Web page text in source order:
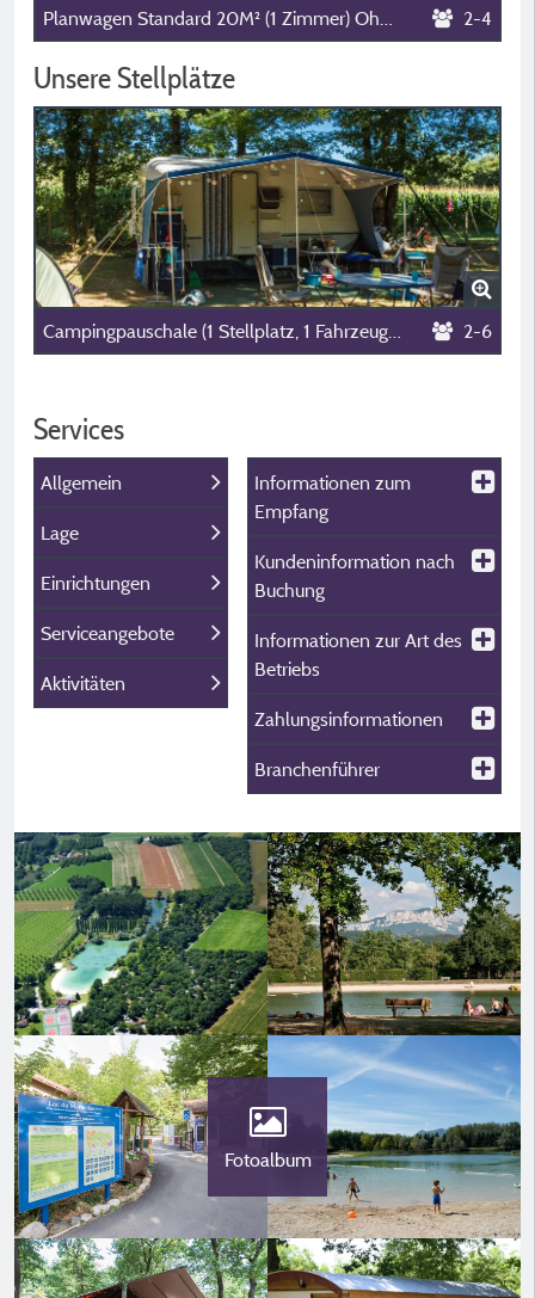
Planwagen Standard 20M² (1 Zimmer) Ohne Sanitäre Anlagen 2-4
Unsere Stellplätze
Campingpauschale (1 Stellplatz, 1 Fahrzeug, 2 Personen) 2-6
Services
Allgemein
Lage
Einrichtungen
Serviceangebote
Aktivitäten
Informationen zum
Empfang
Kundeninformation nach
Buchung
Informationen zur Art des
Betriebs
Zahlungsinformationen
Branchenführer
Fotoalbum